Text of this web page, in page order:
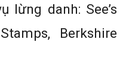
lừng danh: See’s
Berkshire